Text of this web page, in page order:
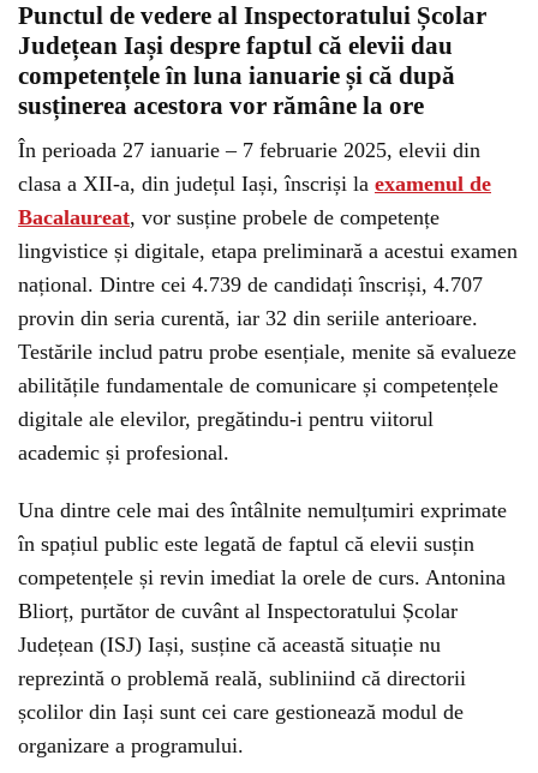
Punctul de vedere al Inspectoratului Școlar
Județean Iași despre faptul că elevii dau
competențele în luna ianuarie și că după
susținerea acestora vor rămâne la ore
În perioada 27 ianuarie – 7 februarie 2025, elevii din
clasa a XII-a, din județul Iași, înscriși la examenul de
Bacalaureat, vor susține probele de competențe
lingvistice și digitale, etapa preliminară a acestui examen
național. Dintre cei 4.739 de candidați înscriși, 4.707
provin din seria curentă, iar 32 din seriile anterioare.
Testările includ patru probe esențiale, menite să evalueze
abilitățile fundamentale de comunicare și competențele
digitale ale elevilor, pregătindu-i pentru viitorul
academic și profesional.
Una dintre cele mai des întâlnite nemulțumiri exprimate
în spațiul public este legată de faptul că elevii susțin
competențele și revin imediat la orele de curs. Antonina
Bliorț, purtător de cuvânt al Inspectoratului Școlar
Județean (ISJ) Iași, susține că această situație nu
reprezintă o problemă reală, subliniind că directorii
școlilor din Iași sunt cei care gestionează modul de
organizare a programului.